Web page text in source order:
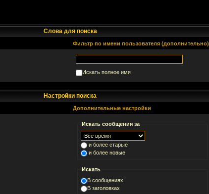
Слова для поиска
Фильтр по имени пользователя (дополнительно)
Искать полное имя
Настройки поиска
Дополнительные настройки
Искать сообщения за
и более старые
и более новые
Искать
В сообщениях
В заголовках